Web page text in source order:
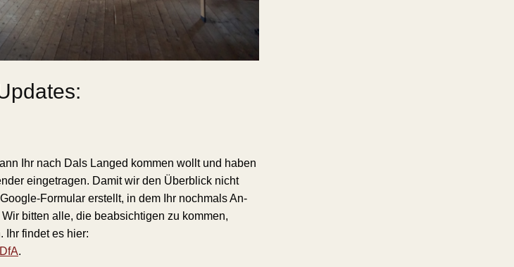
Ihr nach Dals Langed kommen wollt und haben
eingetragen. Damit wir den Überblick nicht
Formular erstellt, in dem Ihr nochmals An-
bitten alle, die beabsichtigen zu kommen,
Ihr findet es hier:
.